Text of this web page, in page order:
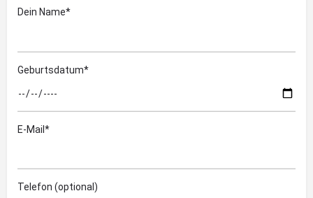
Dein Name*
Geburtsdatum*
E-Mail*
Telefon (optional)